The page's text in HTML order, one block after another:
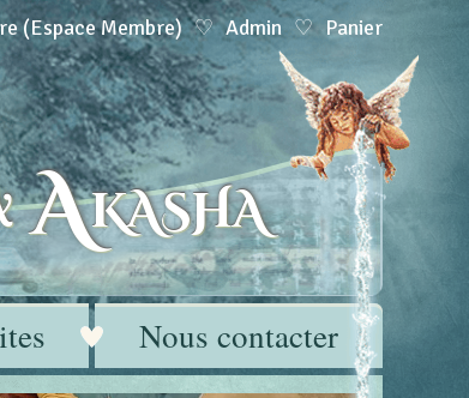
(Espace Membre) Admin Panier
AKASHA
Nous contacter